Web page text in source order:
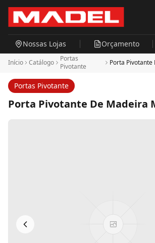
Pular para o conteúdo principal
Nossas Lojas Orçamento
Início Catálogo
Portas
Pivotante
Porta
Portas Pivotante
Porta Pivotante De Madeira